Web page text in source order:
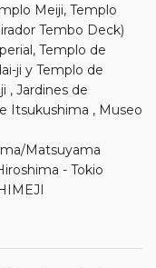
Meiji, Templo
Tembo Deck)
Templo de
ji y Templo de
, Jardines de
Itsukushima , Museo
Matsuyama
- Tokio